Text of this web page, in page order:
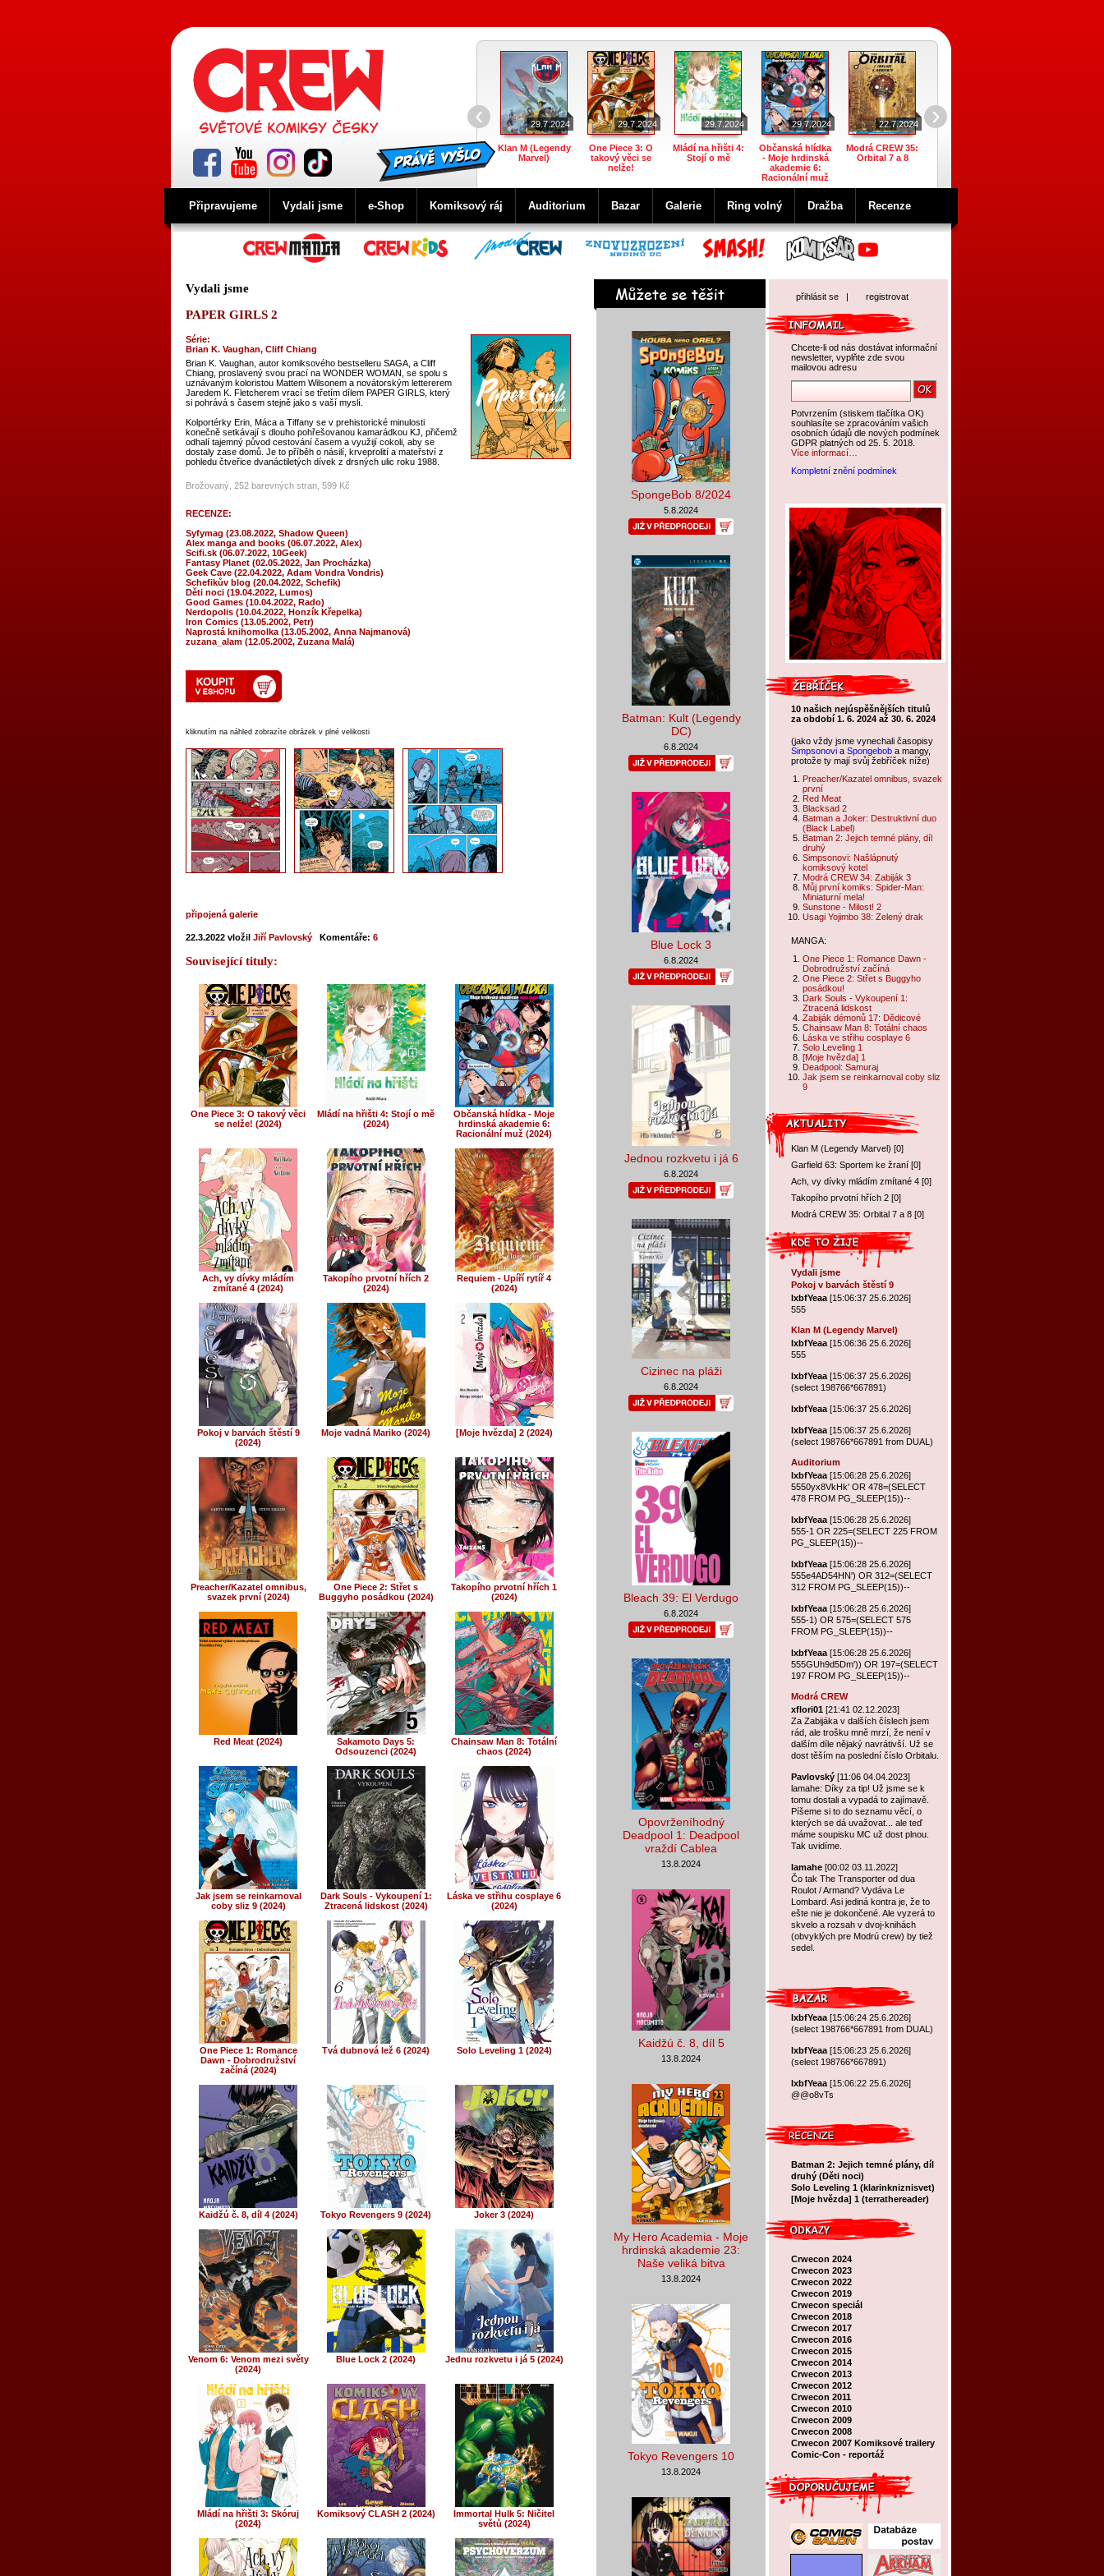
29.7.2024
Klan M (Legendy
Marvel)
29.7.2024
One Piece 3: O
takový věci se
nelže!
29.7.2024
Mládí na hřišti 4:
Stojí o mě
29.7.2024
Občanská hlídka
- Moje hrdinská
akademie 6:
Racionální muž
22.7.2024
Modrá CREW 35:
Orbital 7 a 8
‹ ›
Připravujeme Vydali jsme e-Shop Komiksový ráj Auditorium Bazar Galerie Ring volný Dražba Recenze
Vydali jsme
PAPER GIRLS 2
Série:
Brian K. Vaughan, Cliff Chiang
Brian K. Vaughan, autor komiksového bestselleru SAGA, a Cliff
Chiang, proslavený svou prací na WONDER WOMAN, se spolu s
uznávaným koloristou Mattem Wilsonem a novátorským lettererem
Jaredem K. Fletcherem vrací se třetím dílem PAPER GIRLS, který
si pohrává s časem stejně jako s vaší myslí.
Kolportérky Erin, Máca a Tiffany se v prehistorické minulosti
konečně setkávají s dlouho pohřešovanou kamarádkou KJ, přičemž
odhalí tajemný původ cestování časem a využijí cokoli, aby se
dostaly zase domů. Je to příběh o násilí, krveprolití a mateřství z
pohledu čtveřice dvanáctiletých dívek z drsných ulic roku 1988.
Brožovaný, 252 barevných stran, 599 Kč
RECENZE:
Syfymag (23.08.2022, Shadow Queen)
Alex manga and books (06.07.2022, Alex)
Scifi.sk (06.07.2022, 10Geek)
Fantasy Planet (02.05.2022, Jan Procházka)
Geek Cave (22.04.2022, Adam Vondra Vondris)
Schefikův blog (20.04.2022, Schefik)
Děti noci (19.04.2022, Lumos)
Good Games (10.04.2022, Rado)
Nerdopolis (10.04.2022, Honzík Křepelka)
Iron Comics (13.05.2002, Petr)
Naprostá knihomolka (13.05.2002, Anna Najmanová)
zuzana_alam (12.05.2002, Zuzana Malá)
kliknutím na náhled zobrazíte obrázek v plné velikosti
připojená galerie
22.3.2022 vložil Jiří Pavlovský Komentáře: 6
Související tituly:
One Piece 3: O takový věci
se nelže! (2024)
Mládí na hřišti 4: Stojí o mě
(2024)
Občanská hlídka - Moje
hrdinská akademie 6:
Racionální muž (2024)
Ach, vy dívky mládím
zmítané 4 (2024)
Takopího prvotní hřích 2
(2024)
Requiem - Upíří rytíř 4
(2024)
Pokoj v barvách štěstí 9
(2024)
Moje vadná Mariko (2024) [Moje hvězda] 2 (2024)
Preacher/Kazatel omnibus,
svazek první (2024)
One Piece 2: Střet s
Buggyho posádkou (2024)
Takopího prvotní hřích 1
(2024)
Red Meat (2024)
Sakamoto Days 5:
Odsouzenci (2024)
Chainsaw Man 8: Totální
chaos (2024)
Jak jsem se reinkarnoval
coby sliz 9 (2024)
Dark Souls - Vykoupení 1:
Ztracená lidskost (2024)
Láska ve střihu cosplaye 6
(2024)
One Piece 1: Romance
Dawn - Dobrodružství
začíná (2024)
Tvá dubnová lež 6 (2024) Solo Leveling 1 (2024)
Kaidžú č. 8, díl 4 (2024) Tokyo Revengers 9 (2024) Joker 3 (2024)
Venom 6: Venom mezi světy
(2024)
Blue Lock 2 (2024) Jednu rozkvetu i já 5 (2024)
Mládí na hřišti 3: Skóruj
(2024)
Komiksový CLASH 2 (2024)
Immortal Hulk 5: Ničitel
světů (2024)
přihlásit se | registrovat
Chcete-li od nás dostávat informační
newsletter, vyplňte zde svou
mailovou adresu
Potvrzením (stiskem tlačítka OK)
souhlasíte se zpracováním vašich
osobních údajů dle nových podmínek
GDPR platných od 25. 5. 2018.
Více informací…
Kompletní znění podmínek
10 našich nejúspěšnějších titulů
za období 1. 6. 2024 až 30. 6. 2024
(jako vždy jsme vynechali časopisy
Simpsonovi a Spongebob a mangy,
protože ty mají svůj žebříček níže)
Preacher/Kazatel omnibus, svazek
první
Red Meat
Blacksad 2
Batman a Joker: Destruktivní duo
(Black Label)
Batman 2: Jejich temné plány, díl
druhý
Simpsonovi: Našlápnutý
komiksový kotel
Modrá CREW 34: Zabiják 3
Můj první komiks: Spider-Man:
Miniaturní mela!
Sunstone - Milost! 2
Usagi Yojimbo 38: Zelený drak
MANGA:
One Piece 1: Romance Dawn -
Dobrodružství začíná
One Piece 2: Střet s Buggyho
posádkou!
Dark Souls - Vykoupení 1:
Ztracená lidskost
Zabiják démonů 17: Dědicové
Chainsaw Man 8: Totální chaos
Láska ve střihu cosplaye 6
Solo Leveling 1
[Moje hvězda] 1
Deadpool: Samuraj
Jak jsem se reinkarnoval coby sliz
9
Klan M (Legendy Marvel) [0]
Garfield 63: Sportem ke žraní [0]
Ach, vy dívky mládím zmítané 4 [0]
Takopího prvotní hřích 2 [0]
Modrá CREW 35: Orbital 7 a 8 [0]
Vydali jsme
Pokoj v barvách štěstí 9
lxbfYeaa [15:06:37 25.6.2026]
555
Klan M (Legendy Marvel)
lxbfYeaa [15:06:36 25.6.2026]
555
lxbfYeaa [15:06:37 25.6.2026]
(select 198766*667891)
lxbfYeaa [15:06:37 25.6.2026]
lxbfYeaa [15:06:37 25.6.2026]
(select 198766*667891 from DUAL)
Auditorium
lxbfYeaa [15:06:28 25.6.2026]
5550yx8VkHk' OR 478=(SELECT
478 FROM PG_SLEEP(15))--
lxbfYeaa [15:06:28 25.6.2026]
555-1 OR 225=(SELECT 225 FROM
PG_SLEEP(15))--
lxbfYeaa [15:06:28 25.6.2026]
555e4AD54HN') OR 312=(SELECT
312 FROM PG_SLEEP(15))--
lxbfYeaa [15:06:28 25.6.2026]
555-1) OR 575=(SELECT 575
FROM PG_SLEEP(15))--
lxbfYeaa [15:06:28 25.6.2026]
555GUh9d5Dm')) OR 197=(SELECT
197 FROM PG_SLEEP(15))--
Modrá CREW
xflori01 [21:41 02.12.2023]
Za Zabijáka v dalších číslech jsem
rád, ale trošku mně mrzí, že není v
dalším díle nějaký navrátivší. Už se
dost těším na poslední číslo Orbitalu.
Pavlovský [11:06 04.04.2023]
lamahe: Díky za tip! Už jsme se k
tomu dostali a vypadá to zajímavě.
Píšeme si to do seznamu věcí, o
kterých se dá uvažovat... ale teď
máme soupisku MC už dost plnou.
Tak uvidíme.
lamahe [00:02 03.11.2022]
Čo tak The Transporter od dua
Roulot / Armand? Vydáva Le
Lombard. Asi jediná kontra je, že to
ešte nie je dokončené. Ale vyzerá to
skvelo a rozsah v dvoj-knihách
(obvyklých pre Modrú crew) by tiež
sedel.
lxbfYeaa [15:06:24 25.6.2026]
(select 198766*667891 from DUAL)
lxbfYeaa [15:06:23 25.6.2026]
(select 198766*667891)
lxbfYeaa [15:06:22 25.6.2026]
@@o8vTs
Batman 2: Jejich temné plány, díl
druhý (Děti noci)
Solo Leveling 1 (klarinkniznisvet)
[Moje hvězda] 1 (terrathereader)
Crwecon 2024
Crwecon 2023
Crwecon 2022
Crwecon 2019
Crwecon speciál
Crwecon 2018
Crwecon 2017
Crwecon 2016
Crwecon 2015
Crwecon 2014
Crwecon 2013
Crwecon 2012
Crwecon 2011
Crwecon 2010
Crwecon 2009
Crwecon 2008
Crwecon 2007 Komiksové trailery
Comic-Con - reportáž
SpongeBob 8/2024
5.8.2024
Batman: Kult (Legendy
DC)
6.8.2024
Blue Lock 3
6.8.2024
Jednou rozkvetu i já 6
6.8.2024
Cizinec na pláži
6.8.2024
Bleach 39: El Verdugo
6.8.2024
Opovrženíhodný
Deadpool 1: Deadpool
vraždí Cablea
13.8.2024
Kaidžú č. 8, díl 5
13.8.2024
My Hero Academia - Moje
hrdinská akademie 23:
Naše veliká bitva
13.8.2024
Tokyo Revengers 10
13.8.2024